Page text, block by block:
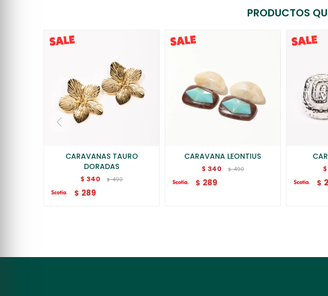
PRODUCTOS
CARAVANAS TAURO
DORADAS
$ 340 $ 490
$ 289
CARAVANA LEONTIUS
$ 340 $ 490
$ 289
$
$